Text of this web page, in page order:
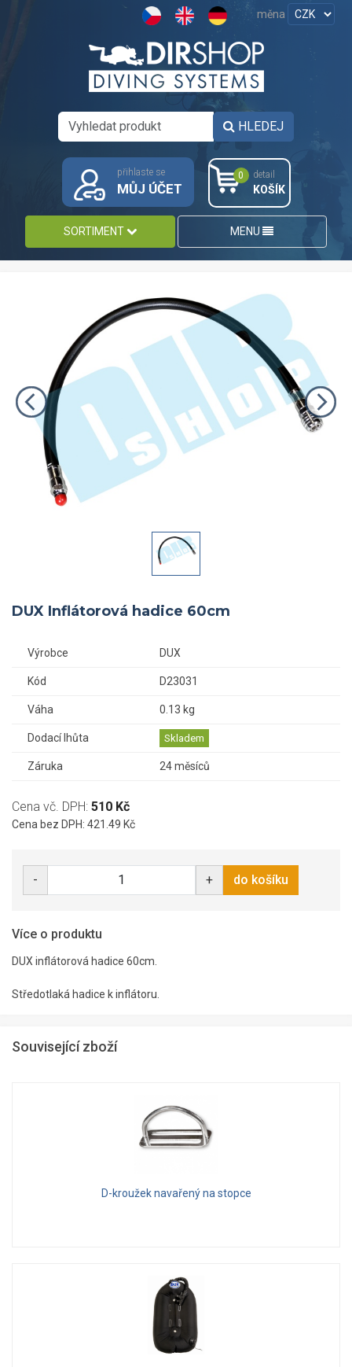
měna
HLEDEJ
přihlaste se
MŮJ ÚČET
0 detail
KOŠÍK
SORTIMENT MENU
DUX Inflátorová hadice 60cm
Výrobce DUX
Kód D23031
Váha 0.13 kg
Dodací lhůta Skladem
Záruka 24 měsíců
Cena vč. DPH: 510 Kč
Cena bez DPH: 421.49 Kč
- + do košíku
Více o produktu
DUX inflátorová hadice 60cm.
Středotlaká hadice k inflátoru.
Související zboží
D-kroužek navařený na stopce